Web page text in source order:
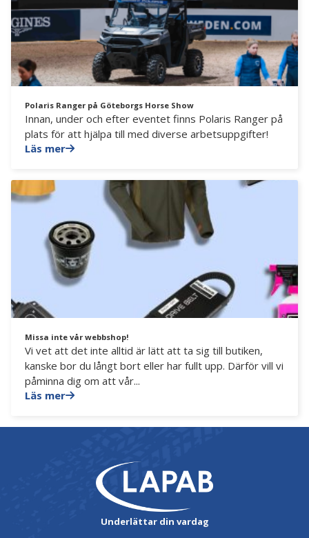
Polaris Ranger på Göteborgs Horse Show
Innan, under och efter eventet finns Polaris Ranger på
plats för att hjälpa till med diverse arbetsuppgifter!
Läs mer
Missa inte vår webbshop!
Vi vet att det inte alltid är lätt att ta sig till butiken,
kanske bor du långt bort eller har fullt upp. Därför vill vi
påminna dig om att vår...
Läs mer
Underlättar din vardag